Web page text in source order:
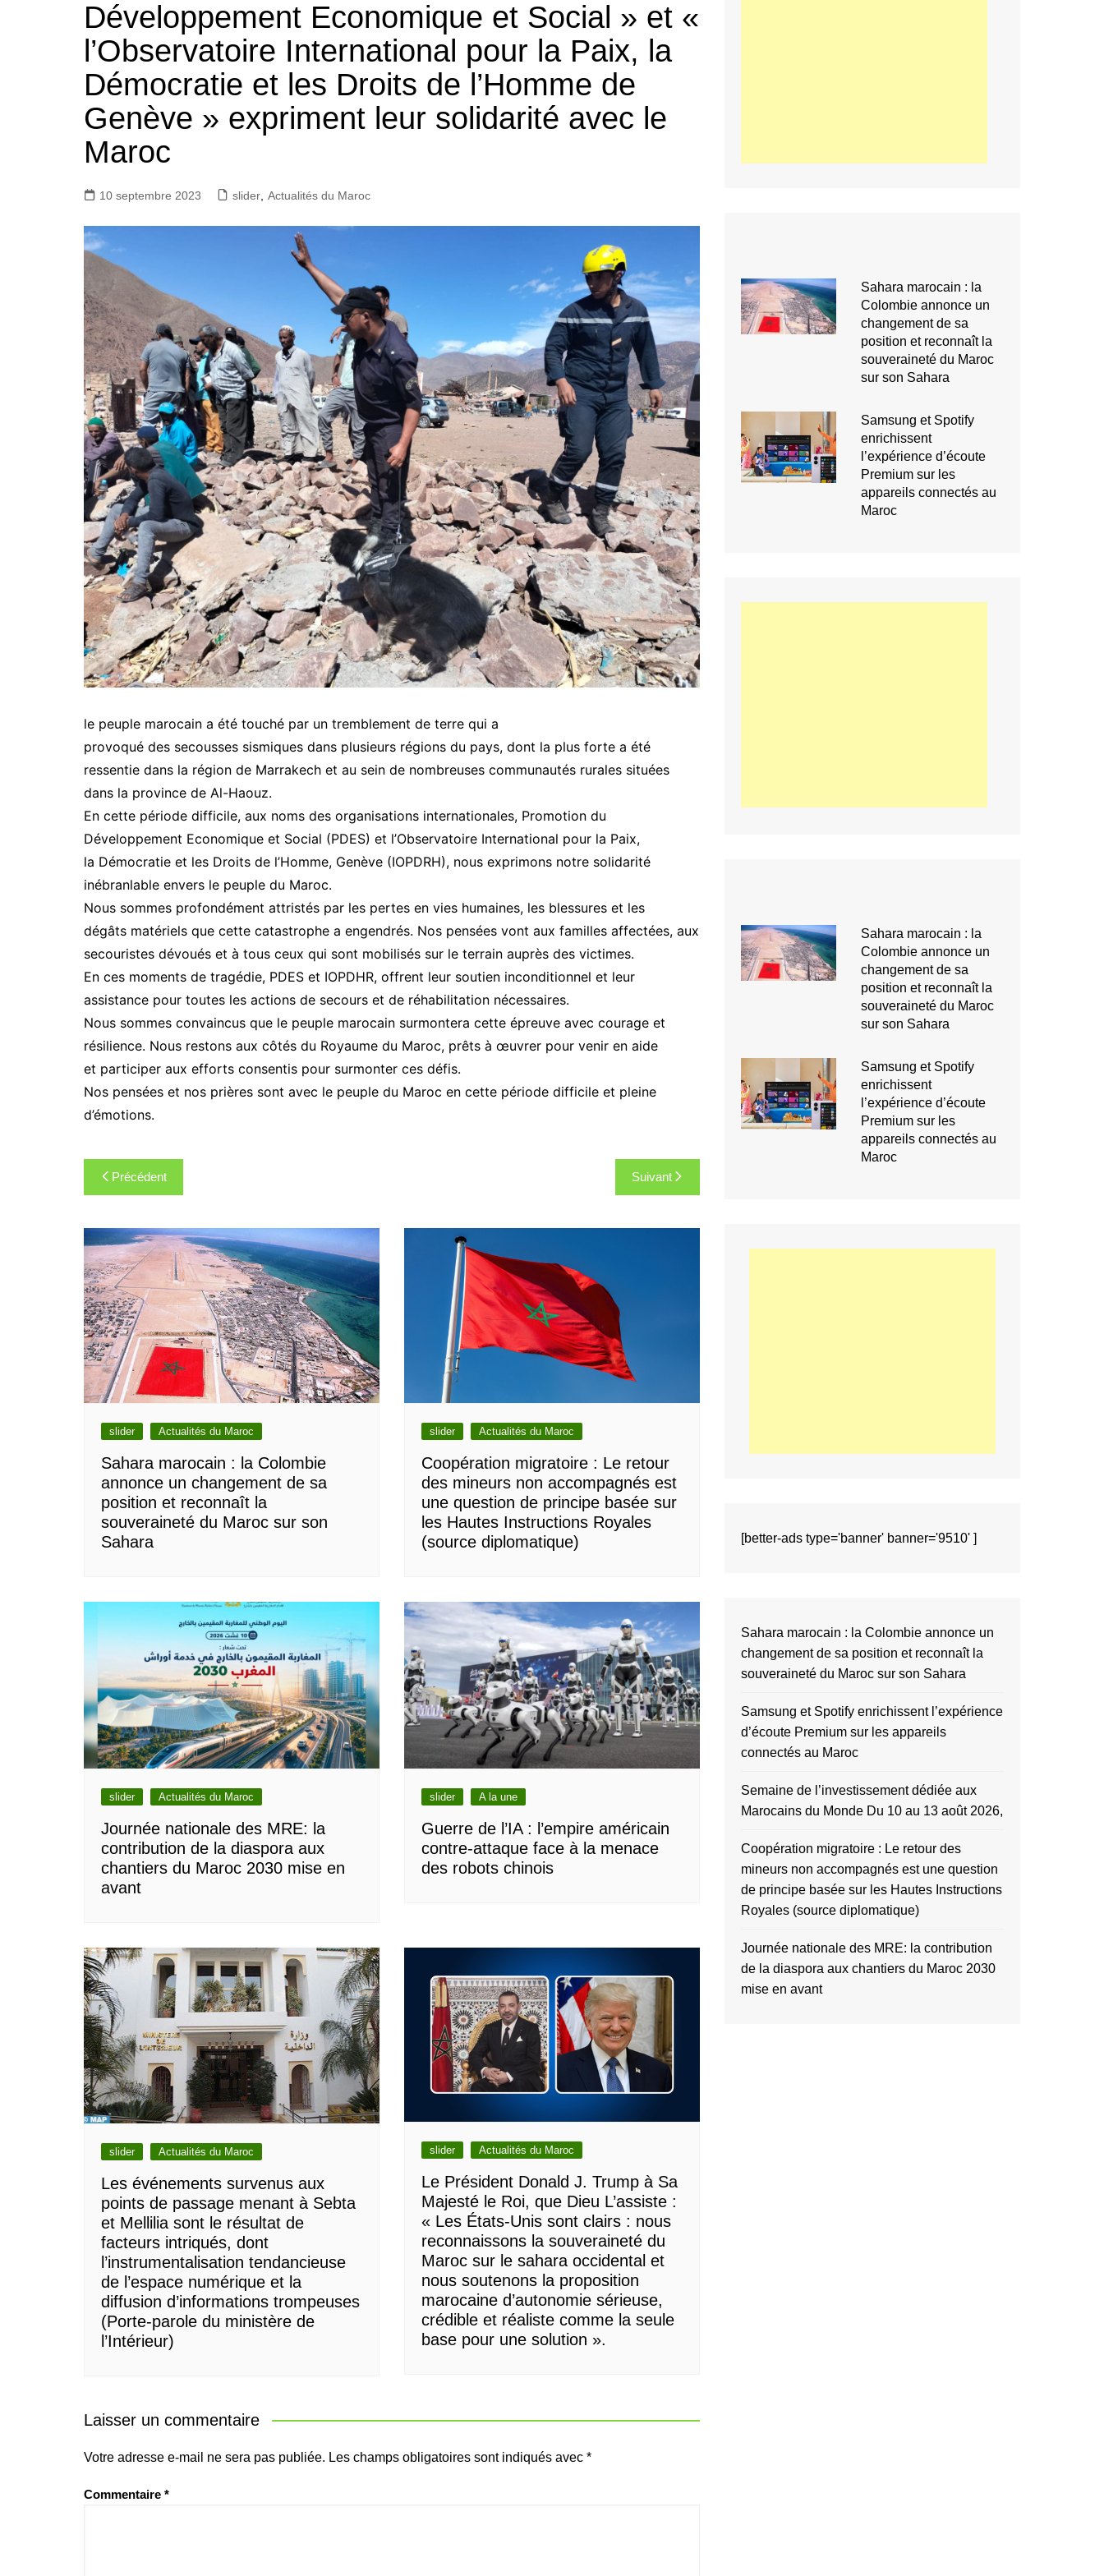
Développement Economique et Social » et «
l’Observatoire International pour la Paix, la
Démocratie et les Droits de l’Homme de
Genève » expriment leur solidarité avec le
Maroc
10 septembre 2023 slider Actualités du Maroc
le peuple marocain a été touché par un tremblement de terre qui a
provoqué des secousses sismiques dans plusieurs régions du pays, dont la plus forte a été
ressentie dans la région de Marrakech et au sein de nombreuses communautés rurales situées
dans la province de Al-Haouz.
En cette période difficile, aux noms des organisations internationales, Promotion du
Développement Economique et Social (PDES) et l’Observatoire International pour la Paix,
la Démocratie et les Droits de l’Homme, Genève (IOPDRH), nous exprimons notre solidarité
inébranlable envers le peuple du Maroc.
Nous sommes profondément attristés par les pertes en vies humaines, les blessures et les
dégâts matériels que cette catastrophe a engendrés. Nos pensées vont aux familles affectées, aux
secouristes dévoués et à tous ceux qui sont mobilisés sur le terrain auprès des victimes.
En ces moments de tragédie, PDES et IOPDHR, offrent leur soutien inconditionnel et leur
assistance pour toutes les actions de secours et de réhabilitation nécessaires.
Nous sommes convaincus que le peuple marocain surmontera cette épreuve avec courage et
résilience. Nous restons aux côtés du Royaume du Maroc, prêts à œuvrer pour venir en aide
et participer aux efforts consentis pour surmonter ces défis.
Nos pensées et nos prières sont avec le peuple du Maroc en cette période difficile et pleine
d’émotions.
Navigation
de
l’article
Précédent Suivant
slider Actualités du Maroc
Sahara marocain : la Colombie
annonce un changement de sa
position et reconnaît la
souveraineté du Maroc sur son
Sahara
slider Actualités du Maroc
Coopération migratoire : Le retour
des mineurs non accompagnés est
une question de principe basée sur
les Hautes Instructions Royales
(source diplomatique)
slider Actualités du Maroc
Journée nationale des MRE: la
contribution de la diaspora aux
chantiers du Maroc 2030 mise en
avant
slider A la une
Guerre de l’IA : l’empire américain
contre-attaque face à la menace
des robots chinois
slider Actualités du Maroc
Les événements survenus aux
points de passage menant à Sebta
et Mellilia sont le résultat de
facteurs intriqués, dont
l’instrumentalisation tendancieuse
de l’espace numérique et la
diffusion d’informations trompeuses
(Porte-parole du ministère de
l’Intérieur)
slider Actualités du Maroc
Le Président Donald J. Trump à Sa
Majesté le Roi, que Dieu L’assiste :
« Les États-Unis sont clairs : nous
reconnaissons la souveraineté du
Maroc sur le sahara occidental et
nous soutenons la proposition
marocaine d’autonomie sérieuse,
crédible et réaliste comme la seule
base pour une solution ».
Laisser un commentaire
Votre adresse e-mail ne sera pas publiée. Les champs obligatoires sont indiqués avec *
Commentaire *
Sahara marocain : la
Colombie annonce un
changement de sa
position et reconnaît la
souveraineté du Maroc
sur son Sahara
Samsung et Spotify
enrichissent
l’expérience d’écoute
Premium sur les
appareils connectés au
Maroc
Sahara marocain : la
Colombie annonce un
changement de sa
position et reconnaît la
souveraineté du Maroc
sur son Sahara
Samsung et Spotify
enrichissent
l’expérience d’écoute
Premium sur les
appareils connectés au
Maroc
[better-ads type='banner' banner='9510' ]
Sahara marocain : la Colombie annonce un
changement de sa position et reconnaît la
souveraineté du Maroc sur son Sahara
Samsung et Spotify enrichissent l’expérience
d’écoute Premium sur les appareils
connectés au Maroc
Semaine de l’investissement dédiée aux
Marocains du Monde Du 10 au 13 août 2026,
Coopération migratoire : Le retour des
mineurs non accompagnés est une question
de principe basée sur les Hautes Instructions
Royales (source diplomatique)
Journée nationale des MRE: la contribution
de la diaspora aux chantiers du Maroc 2030
mise en avant